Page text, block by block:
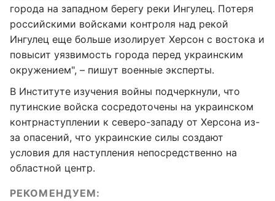
города на западном берегу реки Ингулец. Потеря
российскими войсками контроля над рекой
Ингулец еще больше изолирует Херсон с востока и
повысит уязвимость города перед украинским
окружением", – пишут военные эксперты.
В Институте изучения войны подчеркнули, что
путинские войска сосредоточены на украинском
контрнаступлении к северо-западу от Херсона из-
за опасений, что украинские силы создают
условия для наступления непосредственно на
областной центр.
РЕКОМЕНДУЕМ: